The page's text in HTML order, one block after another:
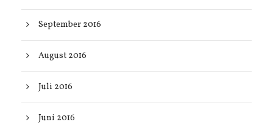
September 2016
August 2016
Juli 2016
Juni 2016